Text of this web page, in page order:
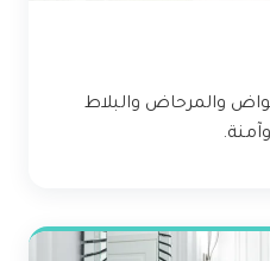
والمرحاض والبلاط